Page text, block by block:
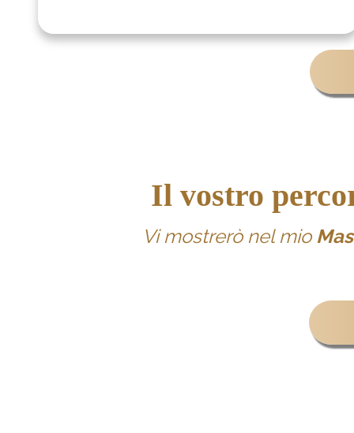
Il vostro
Vi mostrerò nel mio